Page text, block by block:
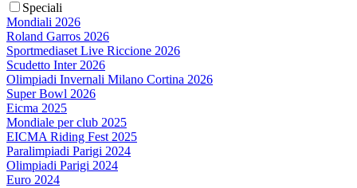
Speciali
Mondiali 2026
Roland Garros 2026
Sportmediaset Live Riccione 2026
Scudetto Inter 2026
Olimpiadi Invernali Milano Cortina 2026
Super Bowl 2026
Eicma 2025
Mondiale per club 2025
EICMA Riding Fest 2025
Paralimpiadi Parigi 2024
Olimpiadi Parigi 2024
Euro 2024